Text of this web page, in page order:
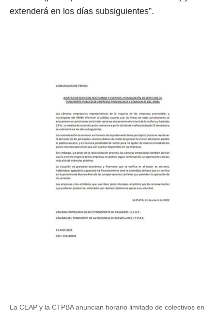
extenderá en los días subsiguientes”.
La CEAP y la CTPBA anuncian horario limitado de colectivos en